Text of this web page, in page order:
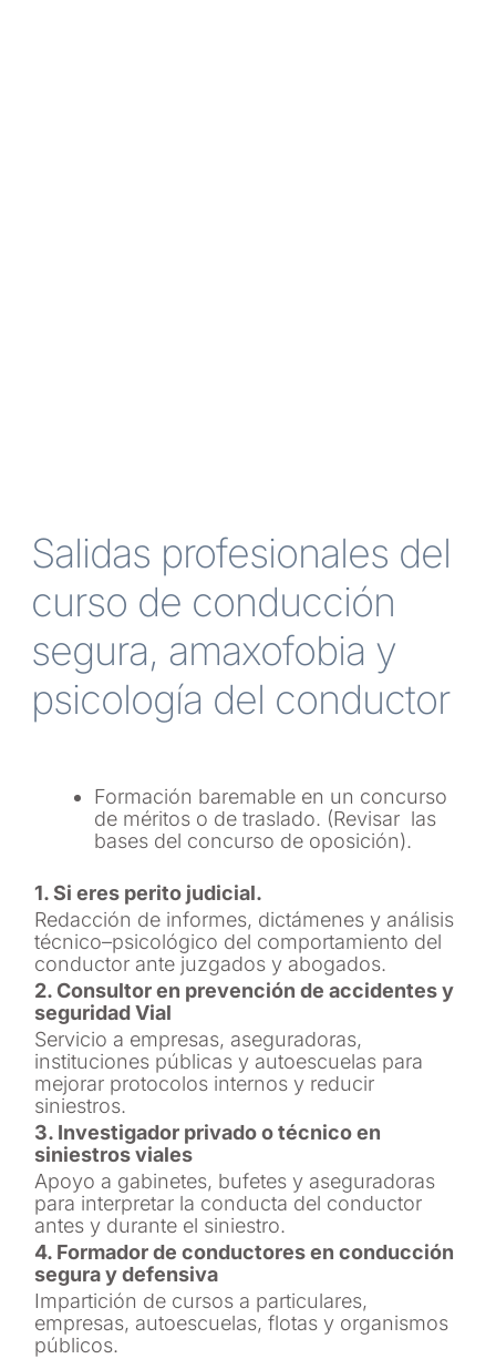
Salidas profesionales del
curso de conducción
segura, amaxofobia y
psicología del conductor
Formación baremable en un concurso
de méritos o de traslado. (Revisar las
bases del concurso de oposición).
1. Si eres perito judicial.
Redacción de informes, dictámenes y análisis
técnico–psicológico del comportamiento del
conductor ante juzgados y abogados.
2. Consultor en prevención de accidentes y
seguridad Vial
Servicio a empresas, aseguradoras,
instituciones públicas y autoescuelas para
mejorar protocolos internos y reducir
siniestros.
3. Investigador privado o técnico en
siniestros viales
Apoyo a gabinetes, bufetes y aseguradoras
para interpretar la conducta del conductor
antes y durante el siniestro.
4. Formador de conductores en conducción
segura y defensiva
Impartición de cursos a particulares,
empresas, autoescuelas, flotas y organismos
públicos.